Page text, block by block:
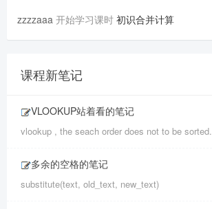
zzzzaaa 开始学习课时 初识合并计算
课程新笔记
VLOOKUP站着看的笔记
vlookup , the seach order does not to be sorted.
多余的空格的笔记
substitute(text, old_text, new_text)